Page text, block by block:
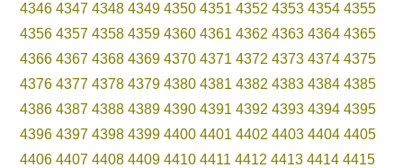
4346 4347 4348 4349 4350 4351 4352 4353 4354 4355
4356 4357 4358 4359 4360 4361 4362 4363 4364 4365
4366 4367 4368 4369 4370 4371 4372 4373 4374 4375
4376 4377 4378 4379 4380 4381 4382 4383 4384 4385
4386 4387 4388 4389 4390 4391 4392 4393 4394 4395
4396 4397 4398 4399 4400 4401 4402 4403 4404 4405
4406 4407 4408 4409 4410 4411 4412 4413 4414 4415